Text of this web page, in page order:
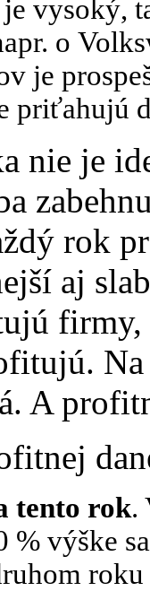
vysoký,
o
je
priťahujú
nie je
rok
aj
A
tento rok.
% výške